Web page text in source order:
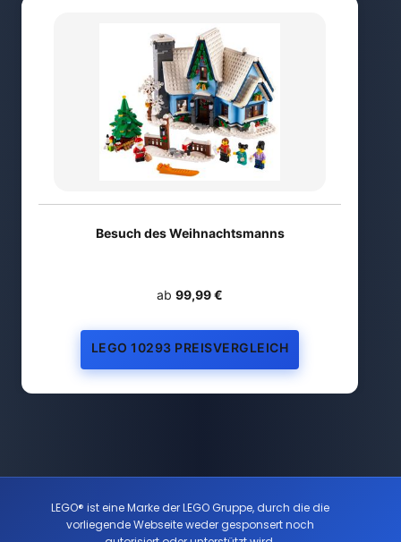
Besuch des Weihnachtsmanns
ab 99,99 €
LEGO 10293 PREISVERGLEICH
LEGO® ist eine Marke der LEGO Gruppe, durch die die
vorliegende Webseite weder gesponsert noch